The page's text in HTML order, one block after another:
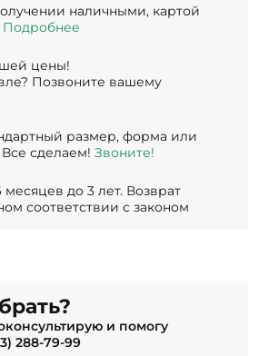
наличными, картой
Подробнее
цены!
Позвоните вашему
размер, форма или
сделаем! Звоните!
месяцев до 3 лет. Возврат
соответствии с законом
и помогу
288-79-99